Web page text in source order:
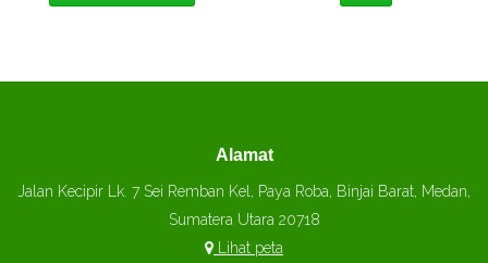
Alamat
Jalan Kecipir Lk. 7 Sei Remban Kel, Paya Roba, Binjai Barat, Medan,
Sumatera Utara 20718
Lihat peta